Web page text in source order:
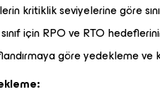
kritiklik seviyelerine göre
için RPO ve RTO
göre yedekleme